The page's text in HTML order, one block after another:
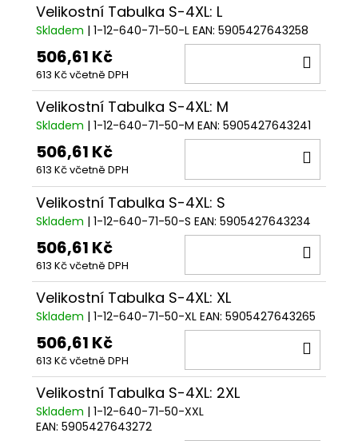
Velikostní Tabulka S-4XL: L
Skladem | 1-12-640-71-50-L EAN: 5905427643258
506,61 Kč
613 Kč včetně DPH
Velikostní Tabulka S-4XL: M
Skladem | 1-12-640-71-50-M EAN: 5905427643241
506,61 Kč
613 Kč včetně DPH
Velikostní Tabulka S-4XL: S
Skladem | 1-12-640-71-50-S EAN: 5905427643234
506,61 Kč
613 Kč včetně DPH
Velikostní Tabulka S-4XL: XL
Skladem | 1-12-640-71-50-XL EAN: 5905427643265
506,61 Kč
613 Kč včetně DPH
Velikostní Tabulka S-4XL: 2XL
Skladem | 1-12-640-71-50-XXL
EAN: 5905427643272